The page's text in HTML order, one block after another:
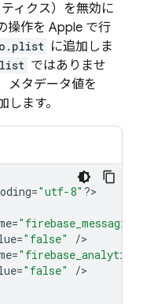
ィクス）を無効に
操作を Apple で行
に追加しま
ではありませ
メタデータ値を
します。
="utf-8" ?>
=
="false" /
=
="false" />